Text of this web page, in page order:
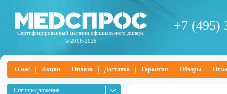
Сертифицированный магазин официального дилера
© 2006-2026
+7 (495)
О нас Акции Оплата Доставка Гарантия Обзоры
Спецпредложения